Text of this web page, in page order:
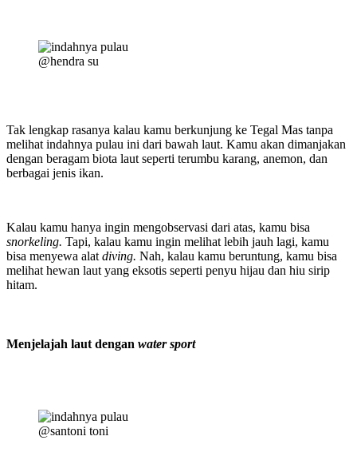
@hendra su
Tak lengkap rasanya kalau kamu berkunjung ke Tegal Mas tanpa
melihat indahnya pulau ini dari bawah laut. Kamu akan dimanjakan
dengan beragam biota laut seperti terumbu karang, anemon, dan
berbagai jenis ikan.
Kalau kamu hanya ingin mengobservasi dari atas, kamu bisa
snorkeling. Tapi, kalau kamu ingin melihat lebih jauh lagi, kamu
bisa menyewa alat diving. Nah, kalau kamu beruntung, kamu bisa
melihat hewan laut yang eksotis seperti penyu hijau dan hiu sirip
hitam.
Menjelajah laut dengan water sport
@santoni toni